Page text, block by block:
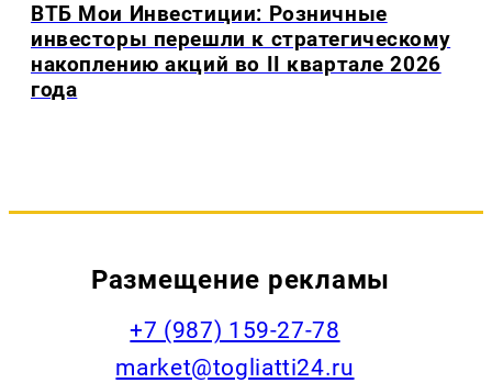
ВТБ Мои Инвестиции: Розничные
инвесторы перешли к стратегическому
накоплению акций во II квартале 2026
года
Размещение рекламы
+7 (987) 159-27-78
market@togliatti24.ru